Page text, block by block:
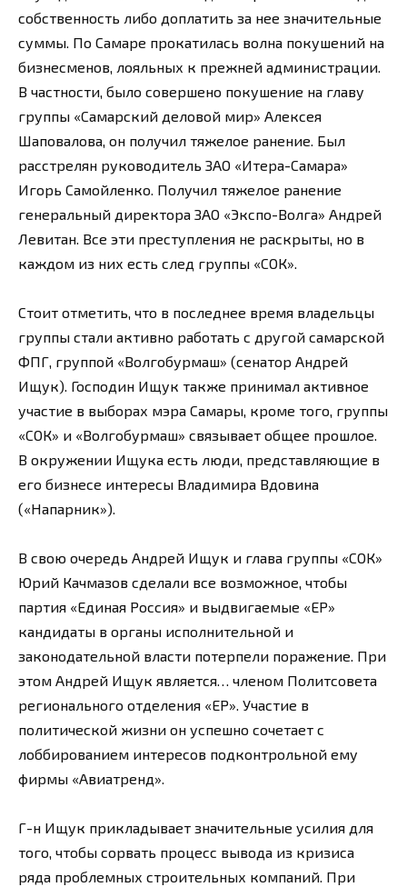
собственность либо доплатить за нее значительные
суммы. По Самаре прокатилась волна покушений на
бизнесменов, лояльных к прежней администрации.
В частности, было совершено покушение на главу
группы «Самарский деловой мир» Алексея
Шаповалова, он получил тяжелое ранение. Был
расстрелян руководитель ЗАО «Итера-Самара»
Игорь Самойленко. Получил тяжелое ранение
генеральный директора ЗАО «Экспо-Волга» Андрей
Левитан. Все эти преступления не раскрыты, но в
каждом из них есть след группы «СОК».
Стоит отметить, что в последнее время владельцы
группы стали активно работать с другой самарской
ФПГ, группой «Волгобурмаш» (сенатор Андрей
Ищук). Господин Ищук также принимал активное
участие в выборах мэра Самары, кроме того, группы
«СОК» и «Волгобурмаш» связывает общее прошлое.
В окружении Ищука есть люди, представляющие в
его бизнесе интересы Владимира Вдовина
(«Напарник»).
В свою очередь Андрей Ищук и глава группы «СОК»
Юрий Качмазов сделали все возможное, чтобы
партия «Единая Россия» и выдвигаемые «ЕР»
кандидаты в органы исполнительной и
законодательной власти потерпели поражение. При
этом Андрей Ищук является… членом Политсовета
регионального отделения «ЕР». Участие в
политической жизни он успешно сочетает с
лоббированием интересов подконтрольной ему
фирмы «Авиатренд».
Г-н Ищук прикладывает значительные усилия для
того, чтобы сорвать процесс вывода из кризиса
ряда проблемных строительных компаний. При